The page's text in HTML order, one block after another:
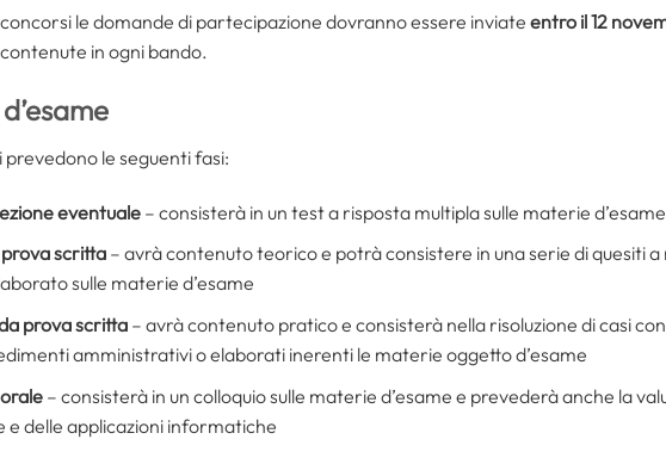
le domande di partecipazione dovranno essere inviate entro il 12
in ogni bando.
prevedono le seguenti fasi:
eventuale– consisterà in un test a risposta multipla sulle materie
scritta– avrà contenuto teorico e potrà consistere in una serie di quesiti
sulle materie d’esame
prova scritta– avrà contenuto pratico e consisterà nella risoluzione di casi
amministrativi o elaborati inerenti le materie oggetto d’esame
– consisterà in un colloquio sulle materie d’esame e prevederà anche la
e delle applicazioni informatiche